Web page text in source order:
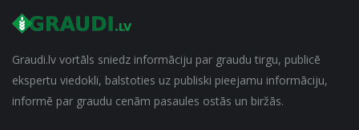
Graudi.lv vortāls sniedz informāciju par graudu tirgu, publicē
ekspertu viedokli, balstoties uz publiski pieejamu informāciju,
informē par graudu cenām pasaules ostās un biržās.